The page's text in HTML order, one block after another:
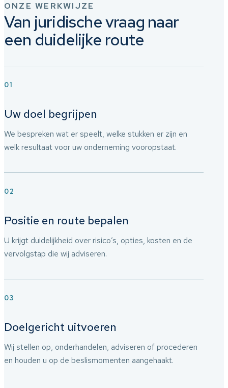
ONZE WERKWIJZE
Van juridische vraag naar
een duidelijke route
01
Uw doel begrijpen
We bespreken wat er speelt, welke stukken er zijn en
welk resultaat voor uw onderneming vooropstaat.
02
Positie en route bepalen
U krijgt duidelijkheid over risico’s, opties, kosten en de
vervolgstap die wij adviseren.
03
Doelgericht uitvoeren
Wij stellen op, onderhandelen, adviseren of procederen
en houden u op de beslismomenten aangehaakt.